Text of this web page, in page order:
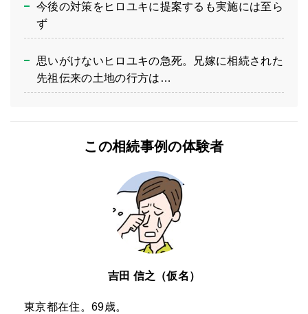
今後の対策をヒロユキに提案するも実施には至ら
ず
思いがけないヒロユキの急死。兄嫁に相続された
先祖伝来の土地の行方は…
この相続事例の体験者
吉田 信之（仮名）
東京都在住。69歳。